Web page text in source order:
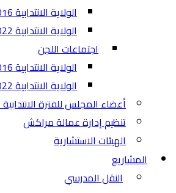
الولاية الانتدابية 2016-2021
الولاية الانتدابية 2022-2027
اجتماعات اللجن
الولاية الانتدابية 2016-2021
الولاية الانتدابية 2022-2027
أعضاء المجلس للفترة الانتدابية 2022-2027
تنظيم إدارة عمالة مراكش
الهيئات الاستشارية
المشاريع
النقل المدرسي